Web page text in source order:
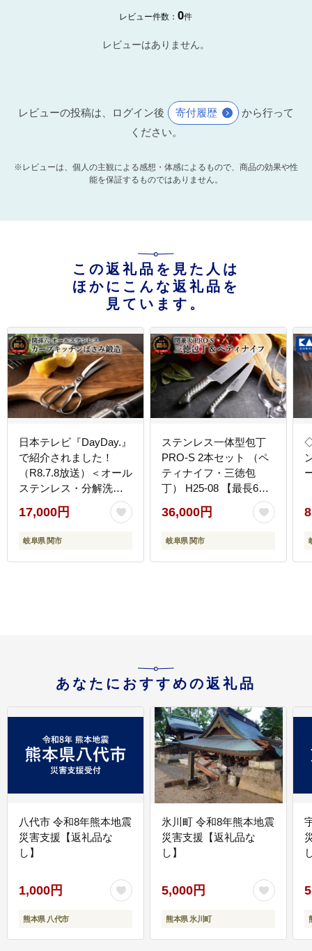
レビュー件数：0件
レビューはありません。
レビューの投稿は、ログイン後 寄付履歴
から行って
ください。
※レビューは、個人の主観による感想・体感によるもので、商品の効果や性
能を保証するものではありません。
この返礼品を見た人は
ほかにこんな返礼品を
見ています。
日本テレビ『DayDay.』
で紹介されました！
（R8.7.8放送）＜オール
ステンレス・分解洗浄
可・食洗器可＞■関孫
六 鍛造オールステン
レスカーブキッチン鋏
17,000円
岐阜県 関市
ステンレス一体型包丁
PRO-S 2本セット （ペ
ティナイフ・三徳包
丁） H25-08 【最長6ヶ
月を目安に配送】
36,000円
岐阜県 関市
あなたにおすすめの返礼品
八代市 令和8年熊本地震
災害支援【返礼品な
し】
1,000円
熊本県 八代市
氷川町 令和8年熊本地震
災害支援【返礼品な
し】
5,000円
熊本県 氷川町